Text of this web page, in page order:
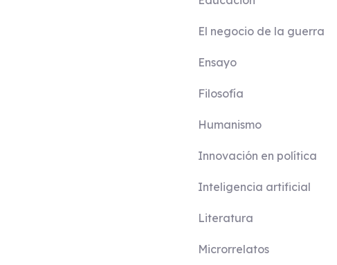
El negocio de la guerra
Ensayo
Filosofía
Humanismo
Innovación en política
Inteligencia artificial
Literatura
Microrrelatos